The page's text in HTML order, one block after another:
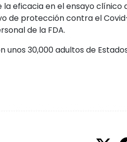
la eficacia en el ensayo
de protección contra el
de la FDA.
unos 30,000 adultos de